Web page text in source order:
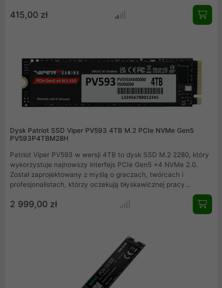
zapewniając szybki dostęp do danych. Wysoka odporność na
wstrząsy, szeroki zakres temperatur pracy oraz 5-letnia
gwarancja sprawiają, że jest to niezawodne i trwałe urządzenie
415,00 zł
Dysk Patriot SSD Viper PV593 4TB M.2 PCIe NVMe Gen5
PV593P4TBM28H
Patriot Viper PV593 w wersji 4TB to dysk SSD M.2 2280, który
wykorzystuje najnowszy interfejs PCIe Gen5 x4 NVMe 2.0.
Został zaprojektowany z myślą o graczach, twórcach i
profesjonalistach, którzy oczekują błyskawicznej pracy
natychmiastowego dostępu do dużych plików. Wersja 4TB
łączy wystarczającą pojemność do codziennego użytkowania z
2 999,00 zł